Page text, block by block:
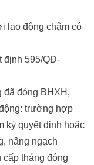
lao động chậm có
định 595/QĐ-
đã đóng BHXH,
trường hợp
ký quyết định hoặc
nâng ngạch
tháng đóng